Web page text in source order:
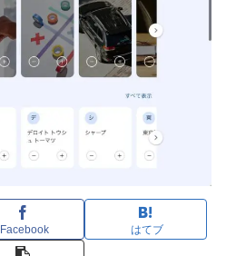
Facebook はてブ